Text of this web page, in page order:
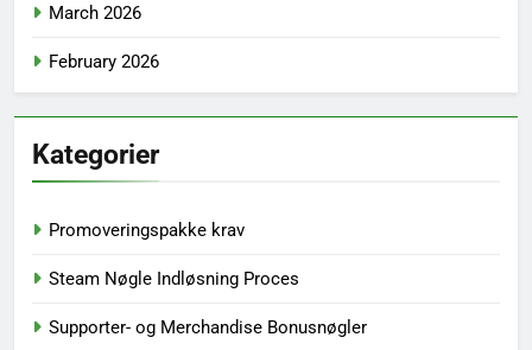
March 2026
February 2026
Kategorier
Promoveringspakke krav
Steam Nøgle Indløsning Proces
Supporter- og Merchandise Bonusnøgler